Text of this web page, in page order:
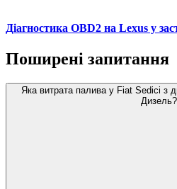
Діагностика OBD2 на Lexus у
Поширені запитання
Яка витрата палива у Fiat Sedici з
Дизель?